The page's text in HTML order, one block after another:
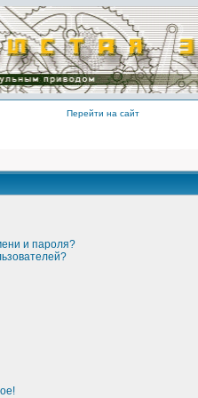
Перейти на сайт
и пароля?